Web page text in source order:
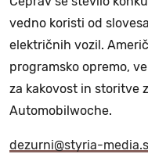
vedno koristi od
električnih vozil.
programsko opremo,
za kakovost in storitve
Automobilwoche.
dezurni@styria-